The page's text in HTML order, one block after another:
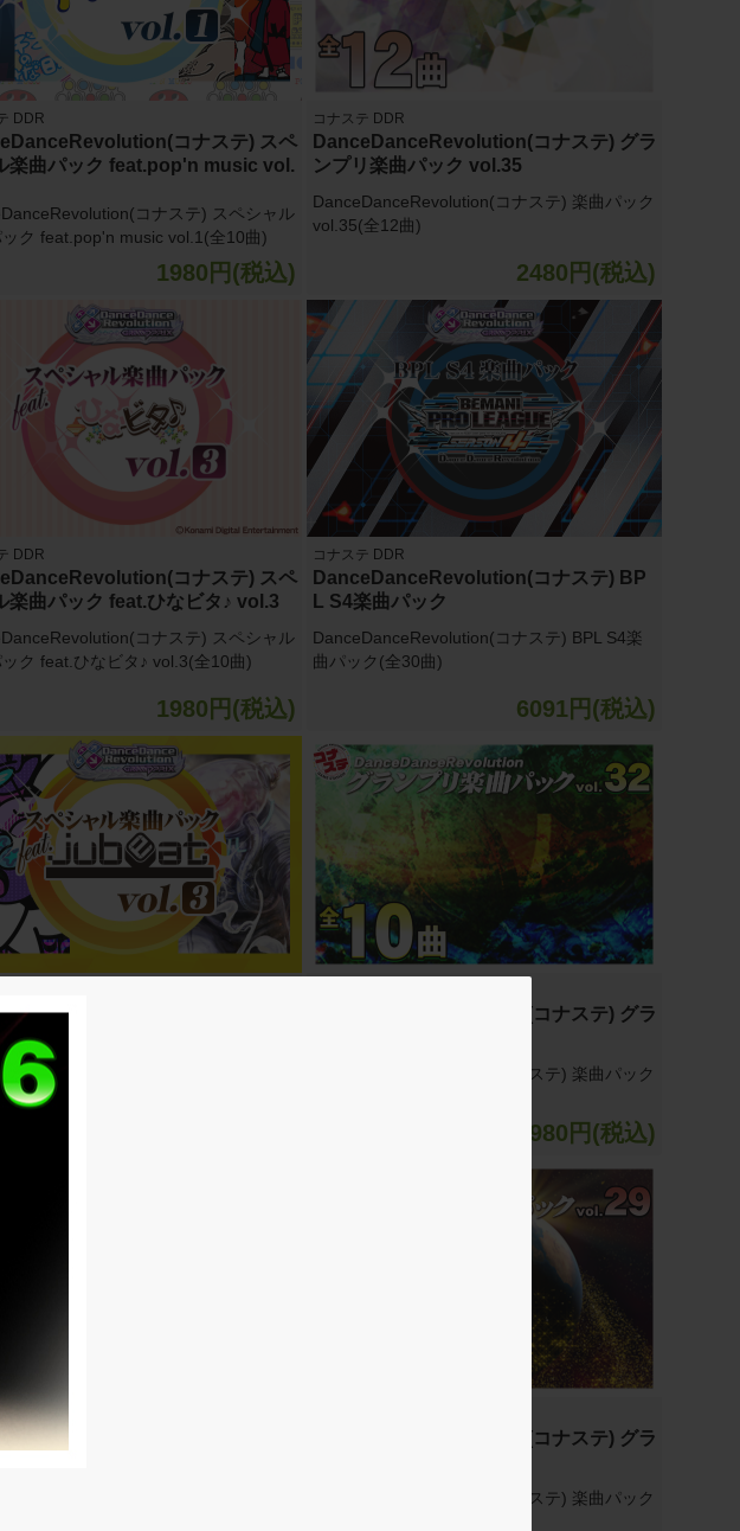
DDR
コナステ) スペ
楽曲パック feat.pop'n music vol.
コナステ) スペシャル
ック feat.pop'n music vol.1(全10曲)
1980円(税込)
コナステ DDR
DanceDanceRevolution(コナステ) グラ
ンプリ楽曲パック vol.35
DanceDanceRevolution(コナステ) 楽曲パック
vol.35(全12曲)
2480円(税込)
DDR
コナステ) スペ
楽曲パック feat.ひなビタ♪ vol.3
コナステ) スペシャル
ク feat.ひなビタ♪ vol.3(全10曲)
1980円(税込)
コナステ DDR
DanceDanceRevolution(コナステ) BP
L S4楽曲パック
DanceDanceRevolution(コナステ) BPL S4楽
曲パック(全30曲)
6091円(税込)
コナステ) スペ
楽曲パック feat.jubeat vol.3
コナステ) スペシャル
ク feat.jubeat vol.3(全10曲)
DanceDanceRevolution(コナステ) グラ
DanceDanceRevolution(コナステ) 楽曲パック
1980円(税込)
DDR
コナステ) グラ
DanceDanceRevolution(コナステ) グラ
DanceDanceRevolution(コナステ) 楽曲パック